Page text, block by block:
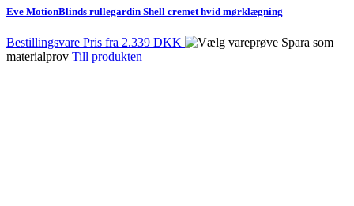
Eve MotionBlinds rullegardin Shell cremet hvid mørklægning
Bestillingsvare Pris fra 2.339 DKK
Spara som
materialprov Till produkten